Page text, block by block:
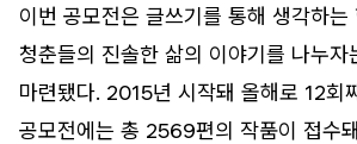
이번 공모전은 글쓰기를 통해 생각하는
청춘들의 진솔한 삶의 이야기를 나누자
마련됐다. 2015년 시작돼 올해로 12회
공모전에는 총 2569편의 작품이 접수